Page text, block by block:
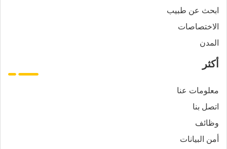
ابحث عن طبيب
الاختصاصات
المدن
أكثر
معلومات عنا
اتصل بنا
وظائف
أمن البيانات